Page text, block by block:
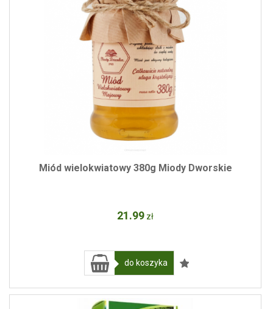
Miód wielokwiatowy 380g Miody Dworskie
21.99 zł
do koszyka